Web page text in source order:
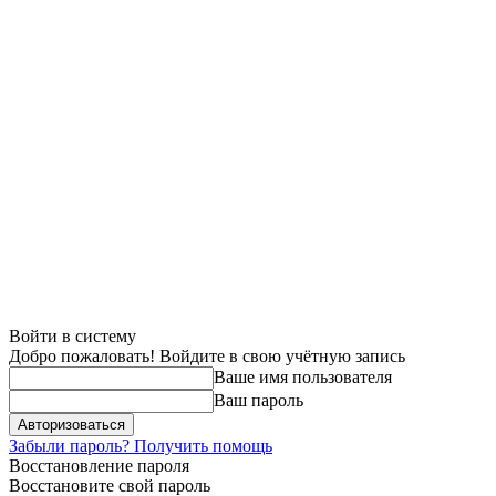
Войти в систему
Добро пожаловать! Войдите в свою учётную запись
Ваше имя пользователя
Ваш пароль
Забыли пароль? Получить помощь
Восстановление пароля
Восстановите свой пароль